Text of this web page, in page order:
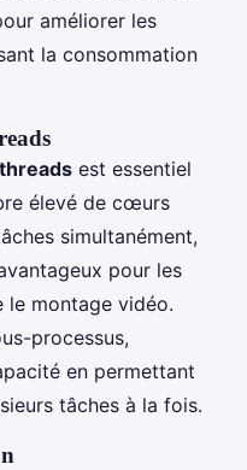
améliorer les
la consommation
threads est essentiel
élevé de cœurs
simultanément,
pour les
le montage vidéo.
processus,
en permettant
tâches à la fois.